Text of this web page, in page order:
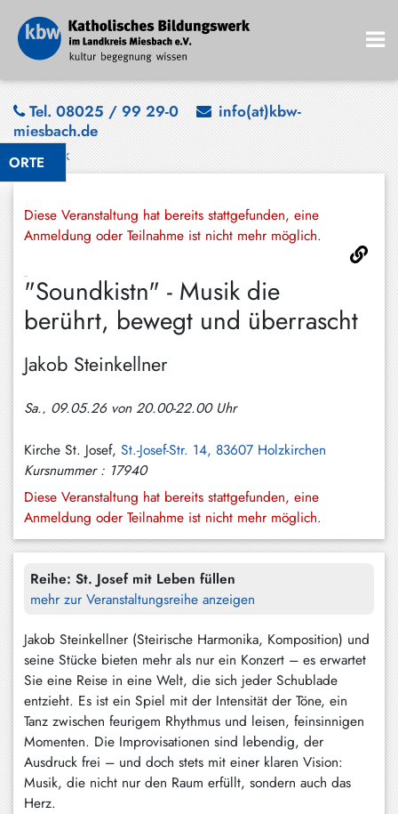
ORTE
Tel. 08025 / 99 29-0
info(at)kbw-
miesbach.de
Zurück
Diese Veranstaltung hat bereits stattgefunden, eine
Anmeldung oder Teilnahme ist nicht mehr möglich.
"Soundkistn" - Musik die
berührt, bewegt und überrascht
Jakob Steinkellner
Sa., 09.05.26 von 20.00-22.00 Uhr
Kirche St. Josef,St.-Josef-Str. 14, 83607 Holzkirchen
Kursnummer : 17940
Diese Veranstaltung hat bereits stattgefunden, eine
Anmeldung oder Teilnahme ist nicht mehr möglich.
Reihe: St. Josef mit Leben füllen
mehr zur Veranstaltungsreihe anzeigen
Jakob Steinkellner (Steirische Harmonika, Komposition) und
seine Stücke bieten mehr als nur ein Konzert – es erwartet
Sie eine Reise in eine Welt, die sich jeder Schublade
entzieht. Es ist ein Spiel mit der Intensität der Töne, ein
Tanz zwischen feurigem Rhythmus und leisen, feinsinnigen
Momenten. Die Improvisationen sind lebendig, der
Ausdruck frei – und doch stets mit einer klaren Vision:
Musik, die nicht nur den Raum erfüllt, sondern auch das
Herz.
Bad
Wiessee
Bayrischzell
Elbach
Großhartpenning
Holzkirchen
Hundham
Irschenberg
Kreuth
Leitzachtal
Miesbach
Neuhaus
Otterfing
Rottach-
Egern
Schaftlach
/
Waakirchen